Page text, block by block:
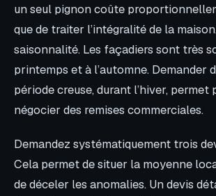
un seul pignon coûte
que de traiter l’intégralité de la
saisonnalité. Les façadiers sont très
printemps et à l’automne. Demander
période creuse, durant l’hiver, permet
négocier des remises commerciales.
Demandez systématiquement trois
Cela permet de situer la moyenne
de déceler les anomalies. Un devis